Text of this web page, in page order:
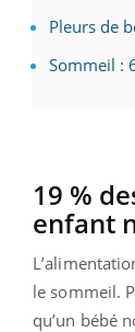
Pleurs de
Sommeil :
19 %
enfant
le sommeil.
qu’un bébé